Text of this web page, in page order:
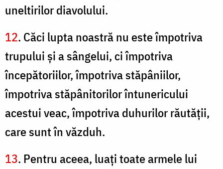
uneltirilor diavolului.
12. Căci lupta noastră nu este împotriva
trupului şi a sângelui, ci împotriva
începătoriilor, împotriva stăpâniilor,
împotriva stăpânitorilor întunericului
acestui veac, împotriva duhurilor răutăţii,
care sunt în văzduh.
13. Pentru aceea, luaţi toate armele lui